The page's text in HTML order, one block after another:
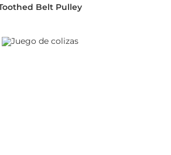
Belt Pulley